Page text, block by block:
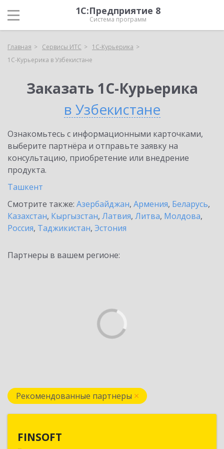
1С:Предприятие 8
Система программ
Главная Сервисы ИТС
1С-Курьерика
1С-Курьерика в Узбекистане
Заказать 1С-Курьерика
в Узбекистане
Ознакомьтесь с информационными карточками,
выберите партнёра и отправьте заявку на
консультацию, приобретение или внедрение
продукта.
Ташкент
Смотрите также: Азербайджан, Армения, Беларусь,
Казахстан, Кыргызстан, Латвия, Литва, Молдова,
Россия, Таджикистан, Эстония
Партнеры в вашем регионе:
Рекомендованные партнеры
FINSOFT